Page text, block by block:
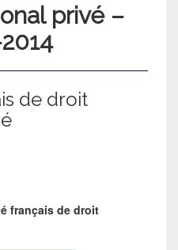
privé –
de droit
français de droit